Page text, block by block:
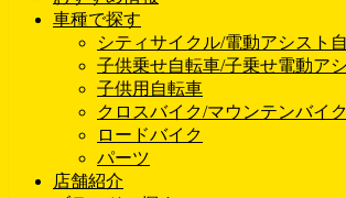
車種で探す
シティサイクル/電動アシスト
子供乗せ自転車/子乗せ電動ア
子供用自転車
クロスバイク/マウンテンバイク
ロードバイク
パーツ
店舗紹介